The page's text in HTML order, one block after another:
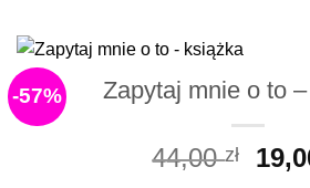
-57% Zapytaj mnie o to
44,00zł